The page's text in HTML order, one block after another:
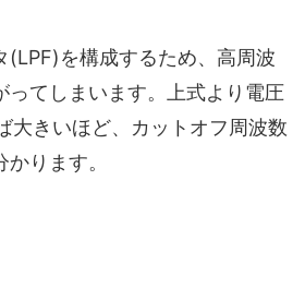
(LPF)を構成するため、高周波
ってしまいます。上式より電圧
大きいほど、カットオフ周波数
ります。